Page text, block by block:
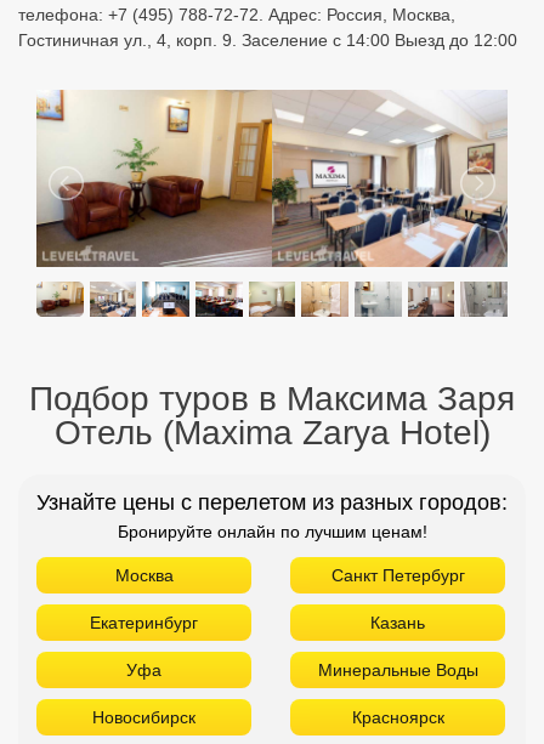
телефона: +7 (495) 788-72-72. Адрес: Россия, Москва,
Гостиничная ул., 4, корп. 9. Заселение с 14:00 Выезд до 12:00
Подбор туров в Максима Заря
Отель (Maxima Zarya Hotel)
Узнайте цены с перелетом из разных городов:
Бронируйте онлайн по лучшим ценам!
Москва Санкт Петербург
Екатеринбург Казань
Уфа Минеральные Воды
Новосибирск Красноярск